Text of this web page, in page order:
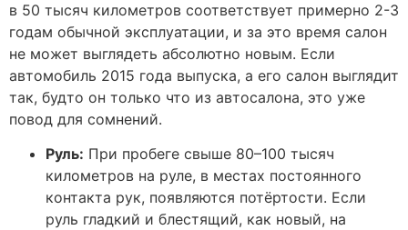
в 50 тысяч километров соответствует примерно 2-3
годам обычной эксплуатации, и за это время салон
не может выглядеть абсолютно новым. Если
автомобиль 2015 года выпуска, а его салон выглядит
так, будто он только что из автосалона, это уже
повод для сомнений.
Руль: При пробеге свыше 80–100 тысяч
километров на руле, в местах постоянного
контакта рук, появляются потёртости. Если
руль гладкий и блестящий, как новый, на